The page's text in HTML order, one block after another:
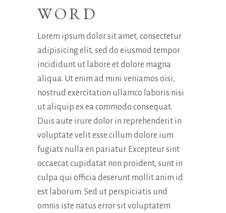
WORD
Lorem ipsum dolor sit amet, consectetur
adipisicing elit, sed do eiusmod tempor
incididunt ut labore et dolore magna
aliqua. Ut enim ad mini veniamos oisi,
nostrud exercitation ullamco laboris nisi
ut aliquip ex ea commodo consequat.
Duis aute irure dolor in reprehenderit in
voluptate velit esse cillum dolore ium
fugiats nulla en pariatur. Excepteur sint
occaecat cupidatat non proident, sunt in
culpa qui officia deserunt mollit anim id
est laborum. Sed ut perspiciatis und
omnis iste natus error sit voluptatem